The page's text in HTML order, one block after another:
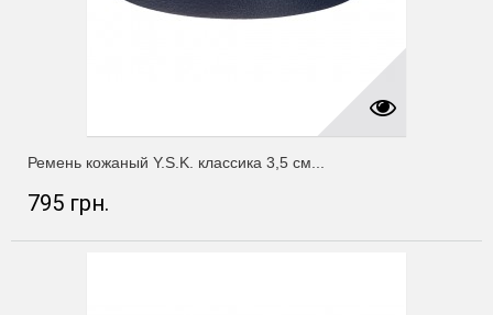
Ремень кожаный Y.S.K. классика 3,5 см...
795 грн.